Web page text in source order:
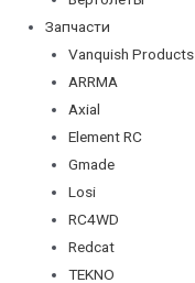
Запчасти
Vanquish Products
ARRMA
Axial
Element RC
Gmade
Losi
RC4WD
Redcat
TEKNO